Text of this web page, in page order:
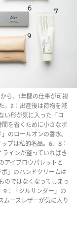
ら、1年間の仕事が可視
。2：出産後は荷物を減
い形が気に入った「コ
を省くために小さなポ
のロールオンの香水。
プは私的名品。6、8：
ラインが整っていればき
アイブロウパレットと
ボ」のハンドクリームは
のではなくなってしまっ
9：「ジルサンダー」の
ムースレザーが気に入り